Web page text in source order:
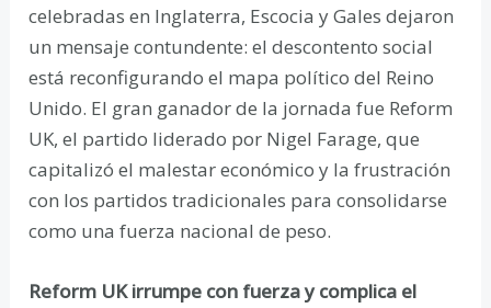
celebradas en Inglaterra, Escocia y Gales dejaron
un mensaje contundente: el descontento social
está reconfigurando el mapa político del Reino
Unido. El gran ganador de la jornada fue Reform
UK, el partido liderado por Nigel Farage, que
capitalizó el malestar económico y la frustración
con los partidos tradicionales para consolidarse
como una fuerza nacional de peso.
Reform UK irrumpe con fuerza y complica el